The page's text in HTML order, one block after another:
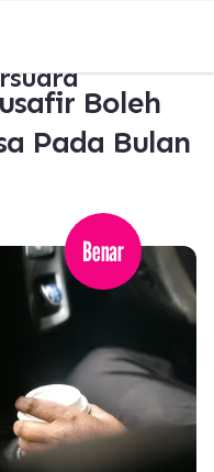
Boleh
Pada Bulan
Benar